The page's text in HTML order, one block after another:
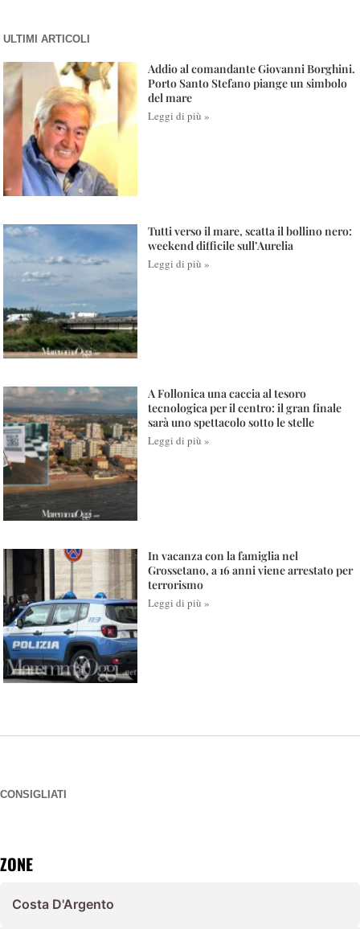
ULTIMI ARTICOLI
Addio al comandante Giovanni Borghini.
Porto Santo Stefano piange un simbolo
del mare
Leggi di più »
Tutti verso il mare, scatta il bollino nero:
weekend difficile sull’Aurelia
Leggi di più »
A Follonica una caccia al tesoro
tecnologica per il centro: il gran finale
sarà uno spettacolo sotto le stelle
Leggi di più »
In vacanza con la famiglia nel
Grossetano, a 16 anni viene arrestato per
terrorismo
Leggi di più »
CONSIGLIATI
ZONE
Costa D'Argento